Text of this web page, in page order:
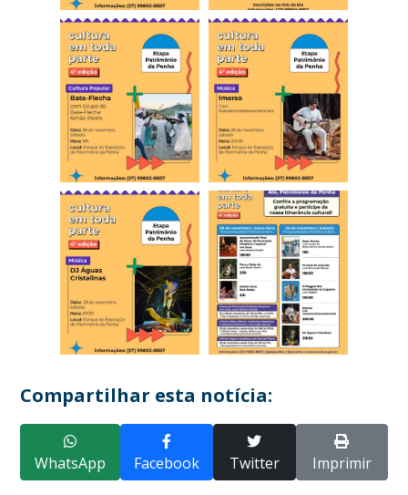
Compartilhar esta notícia:
WhatsApp Facebook Twitter Imprimir